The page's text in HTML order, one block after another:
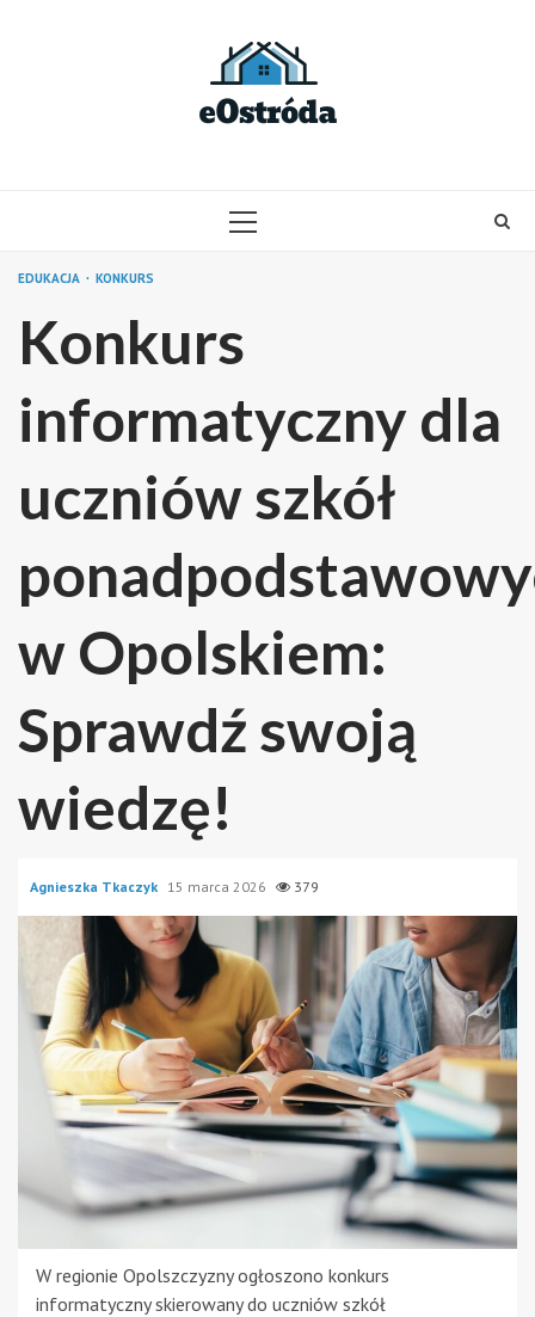
PRIMARY
EDUKACJA KONKURS
Konkurs
informatyczny dla
uczniów szkół
w Opolskiem:
Sprawdź swoją
wiedzę!
Agnieszka Tkaczyk 15 marca 2026 379
W regionie Opolszczyzny ogłoszono konkurs
informatyczny skierowany do uczniów szkół